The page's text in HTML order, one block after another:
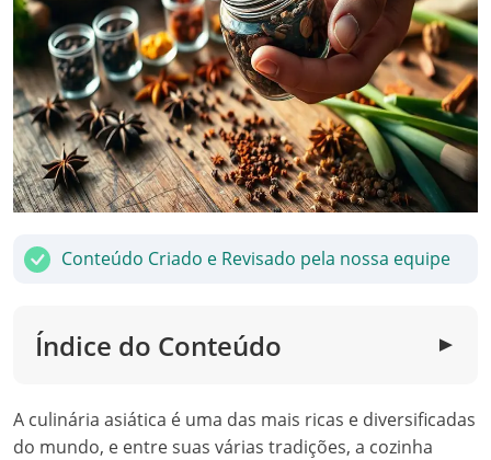
Conteúdo Criado e Revisado pela nossa equipe
Índice do Conteúdo ▼
A culinária asiática é uma das mais ricas e diversificadas
do mundo, e entre suas várias tradições, a cozinha